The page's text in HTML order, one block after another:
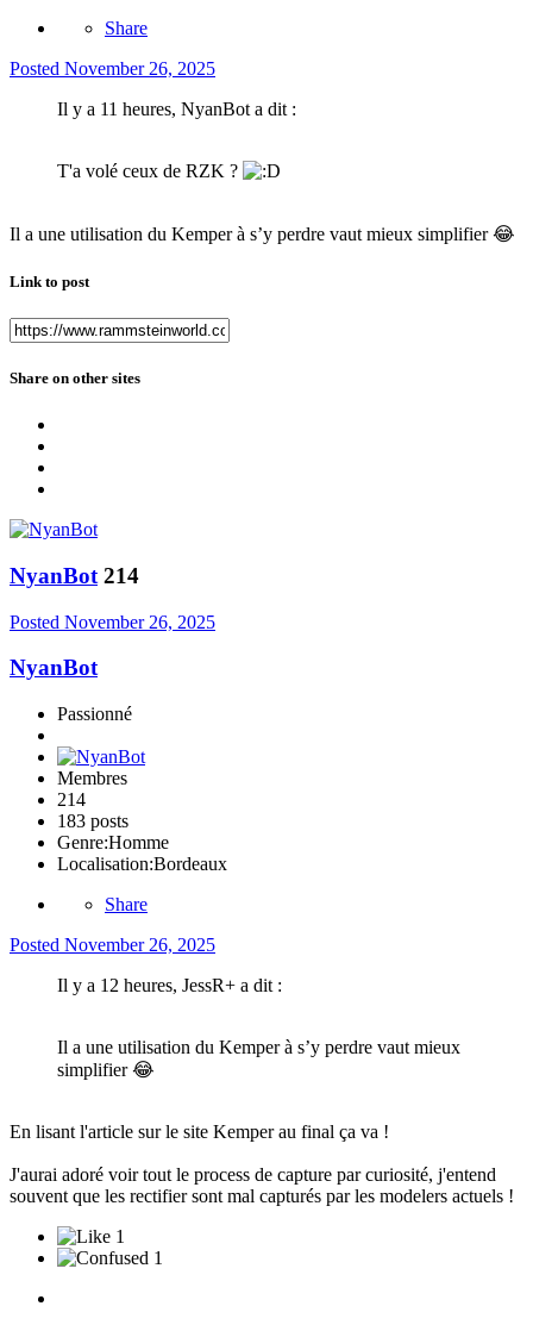
Share
Posted November 26, 2025
Il y a 11 heures, NyanBot a dit :
T'a volé ceux de RZK ?
Il a une utilisation du Kemper à s’y perdre vaut mieux simplifier😂
Link to post
Share on other sites
NyanBot 214
Posted November 26, 2025
NyanBot
Passionné
Membres
214
183 posts
Genre:Homme
Localisation:Bordeaux
Share
Posted November 26, 2025
Il y a 12 heures, JessR+ a dit :
Il a une utilisation du Kemper à s’y perdre vaut mieux
simplifier😂
En lisant l'article sur le site Kemper au final ça va !
J'aurai adoré voir tout le process de capture par curiosité, j'entend
souvent que les rectifier sont mal capturés par les modelers actuels !
1
1